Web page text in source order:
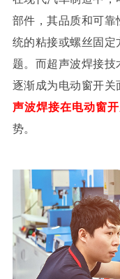
部件，其品质和可
统的粘接或螺丝固定
题。而超声波焊接
逐渐成为电动窗开关
声波焊接在电动窗
势。